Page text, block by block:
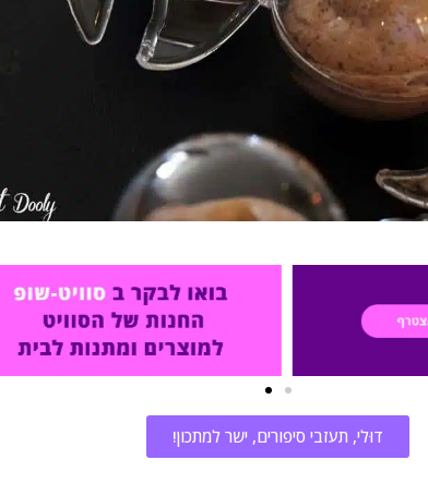
דוּלי, תעזבי סיפורים, ישר למתכון!